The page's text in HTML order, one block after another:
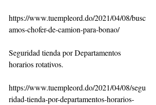
https://www.tuempleord.do/2021/04/08/busc
amos-chofer-de-camion-para-bonao/
Seguridad tienda por Departamentos
horarios rotativos.
https://www.tuempleord.do/2021/04/08/segu
ridad-tienda-por-departamentos-horarios-